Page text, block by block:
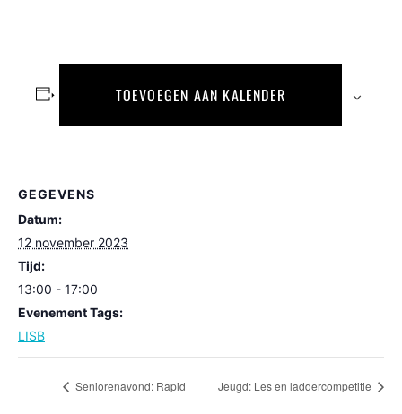
TOEVOEGEN AAN KALENDER
GEGEVENS
Datum:
12 november 2023
Tijd:
13:00 - 17:00
Evenement Tags:
LISB
Seniorenavond: Rapid Jeugd: Les en laddercompetitie